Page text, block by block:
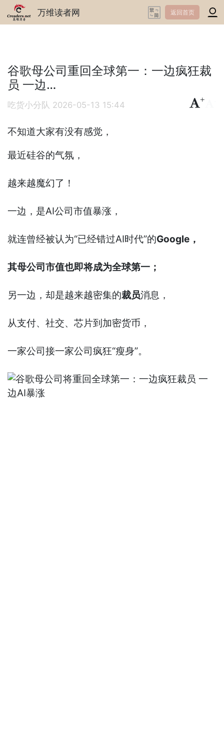
万维读者网 返回首页
谷歌母公司重回全球第一：一边疯狂裁
员 一边…
吃货小分队 2026-05-13 15:44
+
不知道大家有没有感觉，
最近硅谷的气氛，
越来越魔幻了！
一边，是AI公司市值暴涨，
就连曾经被认为“已经错过AI时代”的Google，
其母公司市值也即将成为全球第一；
另一边，却是越来越密集的裁员消息，
从支付、社交、芯片到加密货币，
一家公司接一家公司疯狂“瘦身”。